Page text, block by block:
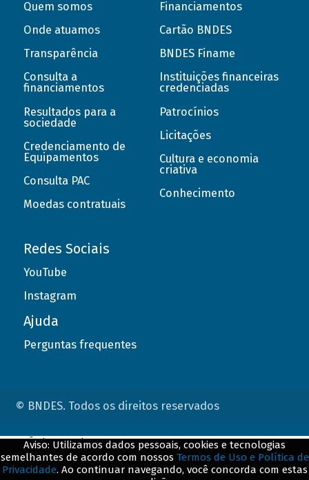
Quem somos
Onde atuamos
Transparência
Consulta a
financiamentos
Resultados para a
sociedade
Credenciamento de
Equipamentos
Consulta PAC
Moedas contratuais
Financiamentos
Cartão BNDES
BNDES Finame
Instituições financeiras
credenciadas
Patrocínios
Licitações
Cultura e economia
criativa
Conhecimento
Redes Sociais
YouTube
Instagram
Ajuda
Perguntas frequentes
© BNDES. Todos os direitos reservados
Aviso: Utilizamos dados pessoais, cookies e tecnologias
semelhantes de acordo com nossos Termos de Uso e Política de
Privacidade. Ao continuar navegando, você concorda com estas
ConteÃºdo complementar
${title}${badge}